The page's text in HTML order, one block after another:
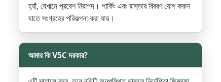
হ্যাঁ, যেখানে প্রবেশ নিরাপদ। পার্কিং এবং রাস্তার বিবরণ যোগ করুন
যাতে সংগ্রহের পরিকল্পনা করা যায়।
আমার কি V5C দরকার?